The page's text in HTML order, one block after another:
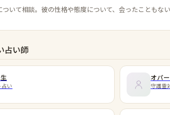
いて相談。彼の性格や態度について、会ったこともな
占い師
占い
オパ
守護霊